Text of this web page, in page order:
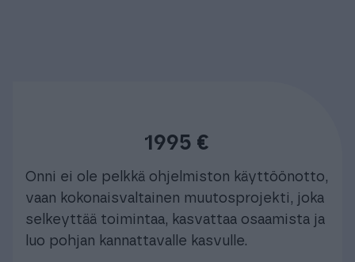
1995 €
Onni ei ole pelkkä ohjelmiston käyttöönotto,
vaan kokonaisvaltainen muutosprojekti, joka
selkeyttää toimintaa, kasvattaa osaamista ja
luo pohjan kannattavalle kasvulle.